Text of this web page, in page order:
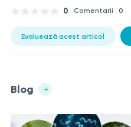
0 Comentarii : 0
Evaluează acest articol
Blog